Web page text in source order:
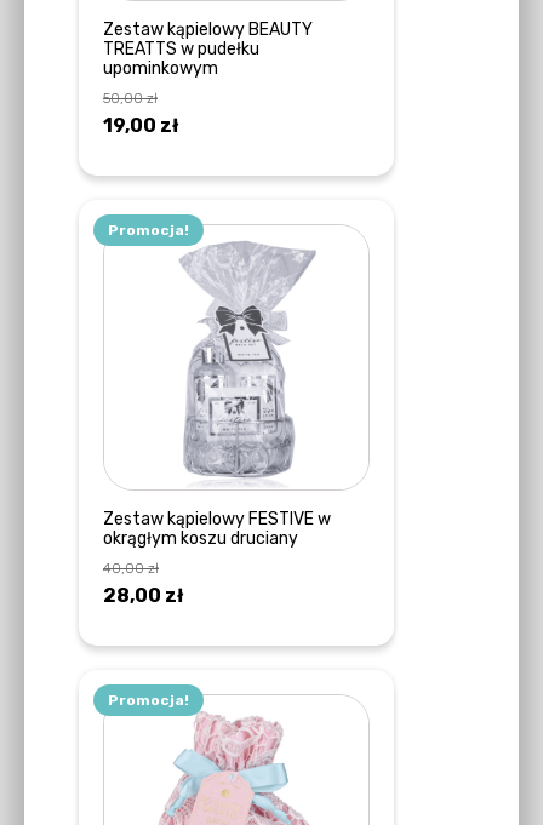
Zestaw kąpielowy BEAUTY
TREATTS w pudełku
upominkowym
50,00zł
Pierwotna
wynosiła:
50,00 zł.
19,00 złAktualna
wynosi:
19,00 zł.
Promocja!
Zestaw kąpielowy FESTIVE w
okrągłym koszu druciany
40,00zł
Pierwotna
wynosiła:
40,00 zł.
28,00 złAktualna
wynosi:
28,00 zł.
Promocja!